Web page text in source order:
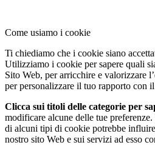
Come usiamo i cookie
Ti chiediamo che i cookie siano
Utilizziamo i cookie per sapere quali
Sito Web, per arricchire e valorizzare
per personalizzare il tuo rapporto con
Clicca sui titoli delle categorie per
modificare alcune delle tue
di alcuni tipi di cookie potrebbe
nostro sito Web e sui servizi ad esso